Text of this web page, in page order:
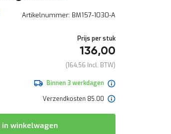
Artikelnummer BM157-1030-A
Prijs per stuk
136,00
164,56
Binnen 3 werkdagen
Verzendkosten 85.00
in winkelwagen